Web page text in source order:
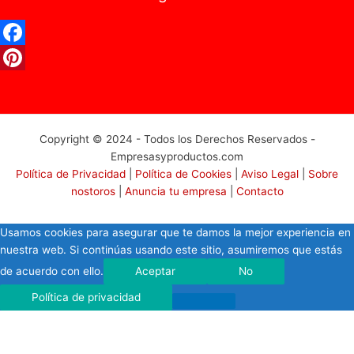
e
b
k
n
t
e
s
t
Copyright © 2024 - Todos los Derechos Reservados -
Empresasyproductos.com
Política de Privacidad
Política de Cookies Aviso Legal
Sobre
nostoros| Anuncia tu empresa Contacto
Usamos cookies para asegurar que te damos la mejor experiencia en
nuestra web. Si continúas usando este sitio, asumiremos que estás
de acuerdo con ello.
Aceptar No
Política de privacidad